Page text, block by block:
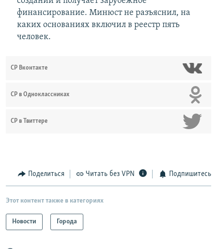
финансирование. Минюст не разъяснил, на
каких основаниях включил в реестр пять
человек.
СР Вконтакте
СР в Одноклассниках
СР в Твиттере
Поделиться Читать без VPN Подпишитесь
Этот контент также в категориях
Новости Города